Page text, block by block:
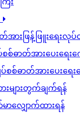
း
ားဖြန့်ဖြူးရေးလုပ်င
စ်ဓာတ်အားပေးရေးကေ
စစ်ဓာတ်အားပေးရေး
းများတွက်ချက်ရန်
မာလျှောက်ထားရန်